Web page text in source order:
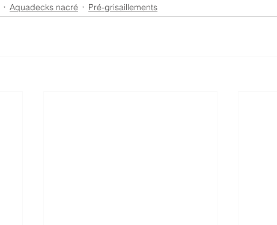
Aquadecks nacré Pré-grisaillements